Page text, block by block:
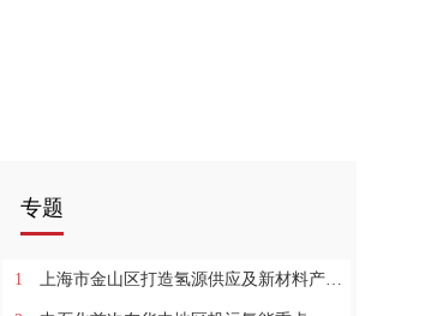
专题
1 上海市金山区打造氢源供应及新材料产业、示范运营基地_环球通讯